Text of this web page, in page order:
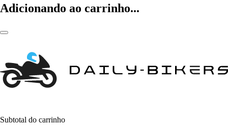
Adicionando ao carrinho...
Subtotal do carrinho